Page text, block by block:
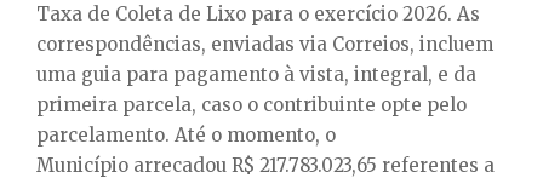
Taxa de Coleta de Lixo para o exercício 2026. As
correspondências, enviadas via Correios, incluem
uma guia para pagamento à vista, integral, e da
primeira parcela, caso o contribuinte opte pelo
parcelamento. Até o momento, o
Município arrecadou R$ 217.783.023,65 referentes a